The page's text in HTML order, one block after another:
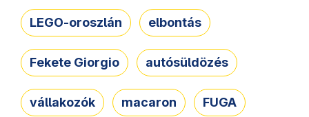
LEGO-oroszlán elbontás
Fekete Giorgio autósüldözés
vállakozók macaron FUGA